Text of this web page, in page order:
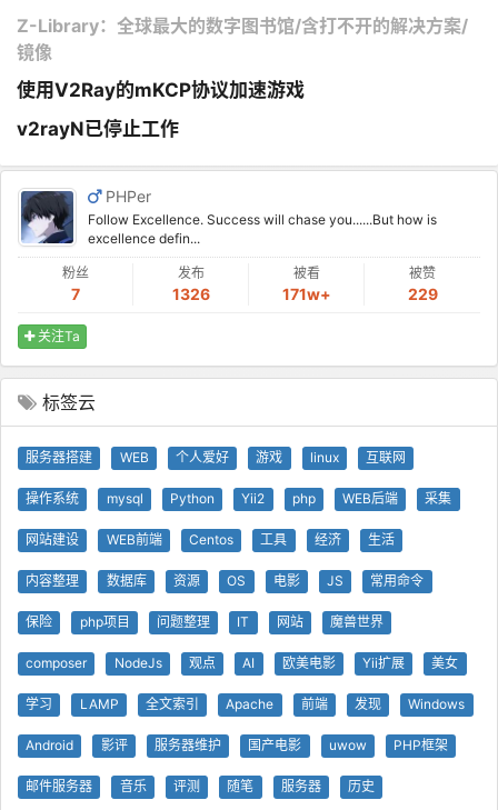
Z-Library：全球最大的数字图书馆/含打不开的解决方案/
镜像
使用V2Ray的mKCP协议加速游戏
v2rayN已停止工作
PHPer
Follow Excellence. Success will chase you......But how is
excellence defin...
粉丝
7
发布
1326
被看
171w+
被赞
229
关注Ta
标签云
服务器搭建 WEB 个人爱好 游戏 linux 互联网
操作系统 mysql Python Yii2 php WEB后端 采集
网站建设 WEB前端 Centos 工具 经济 生活
内容整理 数据库 资源 OS 电影 JS 常用命令
保险 php项目 问题整理 IT 网站 魔兽世界
composer NodeJs 观点 AI 欧美电影 Yii扩展 美女
学习 LAMP 全文索引 Apache 前端 发现 Windows
Android 影评 服务器维护 国产电影 uwow PHP框架
邮件服务器 音乐 评测 随笔 服务器 历史